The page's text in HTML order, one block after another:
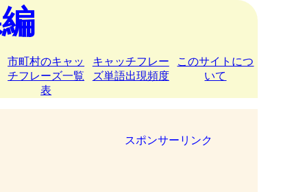
市町村のキャッ
チフレーズ一覧
表
キャッチフレー
ズ単語出現頻度
このサイトにつ
いて
スポンサーリンク